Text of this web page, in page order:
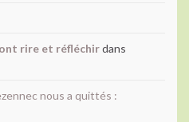
rire et réfléchirdans
nous a quittés :